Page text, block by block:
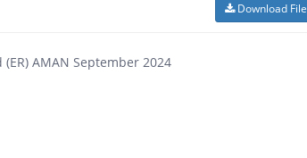
Download File
AMAN September 2024